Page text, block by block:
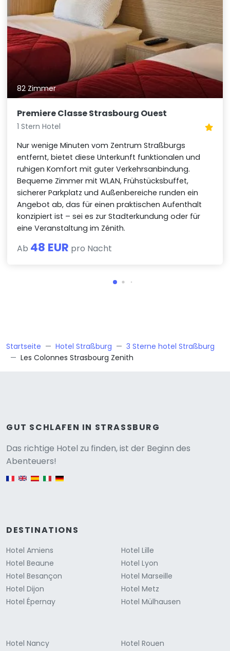
82 Zimmer
Premiere Classe Strasbourg Ouest
1 Stern Hotel
Nur wenige Minuten vom Zentrum Straßburgs
entfernt, bietet diese Unterkunft funktionalen und
ruhigen Komfort mit guter Verkehrsanbindung.
Bequeme Zimmer mit WLAN, Frühstücksbuffet,
sicherer Parkplatz und Außenbereiche runden ein
Angebot ab, das für einen praktischen Aufenthalt
konzipiert ist – sei es zur Stadterkundung oder für
eine Veranstaltung im Zénith.
Ab 48 EUR pro Nacht
Startseite Hotel Straßburg
3 Sterne hotel Straßburg
Les Colonnes Strasbourg Zenith
GUT SCHLAFEN IN STRASSBURG
Das richtige Hotel zu finden, ist der Beginn des
Abenteuers!
DESTINATIONS
Hotel Amiens
Hotel Beaune
Hotel Besançon
Hotel Dijon
Hotel Épernay
Hotel Lille
Hotel Lyon
Hotel Marseille
Hotel Metz
Hotel Mülhausen
Hotel Nancy
Hotel Rouen